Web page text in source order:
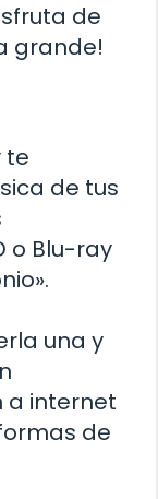
de
grande!
te
de tus
o Blu-ray
una y
a internet
de